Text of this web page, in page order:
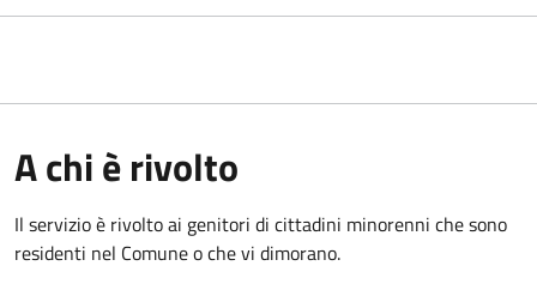
A chi è rivolto
Il servizio è rivolto ai genitori di cittadini minorenni che sono
residenti nel Comune o che vi dimorano.